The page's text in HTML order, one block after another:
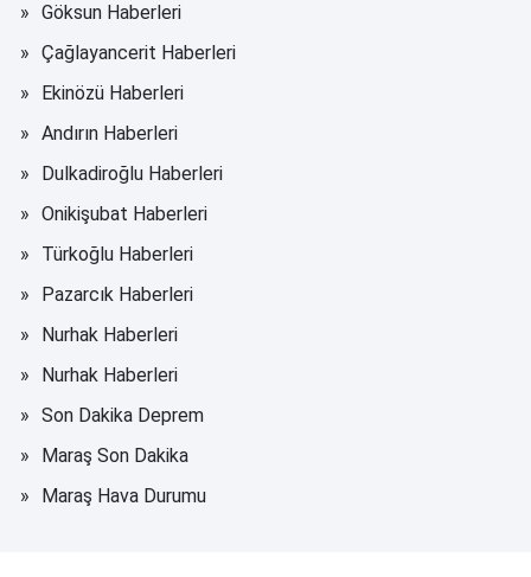
Göksun Haberleri
Çağlayancerit Haberleri
Ekinözü Haberleri
Andırın Haberleri
Dulkadiroğlu Haberleri
Onikişubat Haberleri
Türkoğlu Haberleri
Pazarcık Haberleri
Nurhak Haberleri
Nurhak Haberleri
Son Dakika Deprem
Maraş Son Dakika
Maraş Hava Durumu